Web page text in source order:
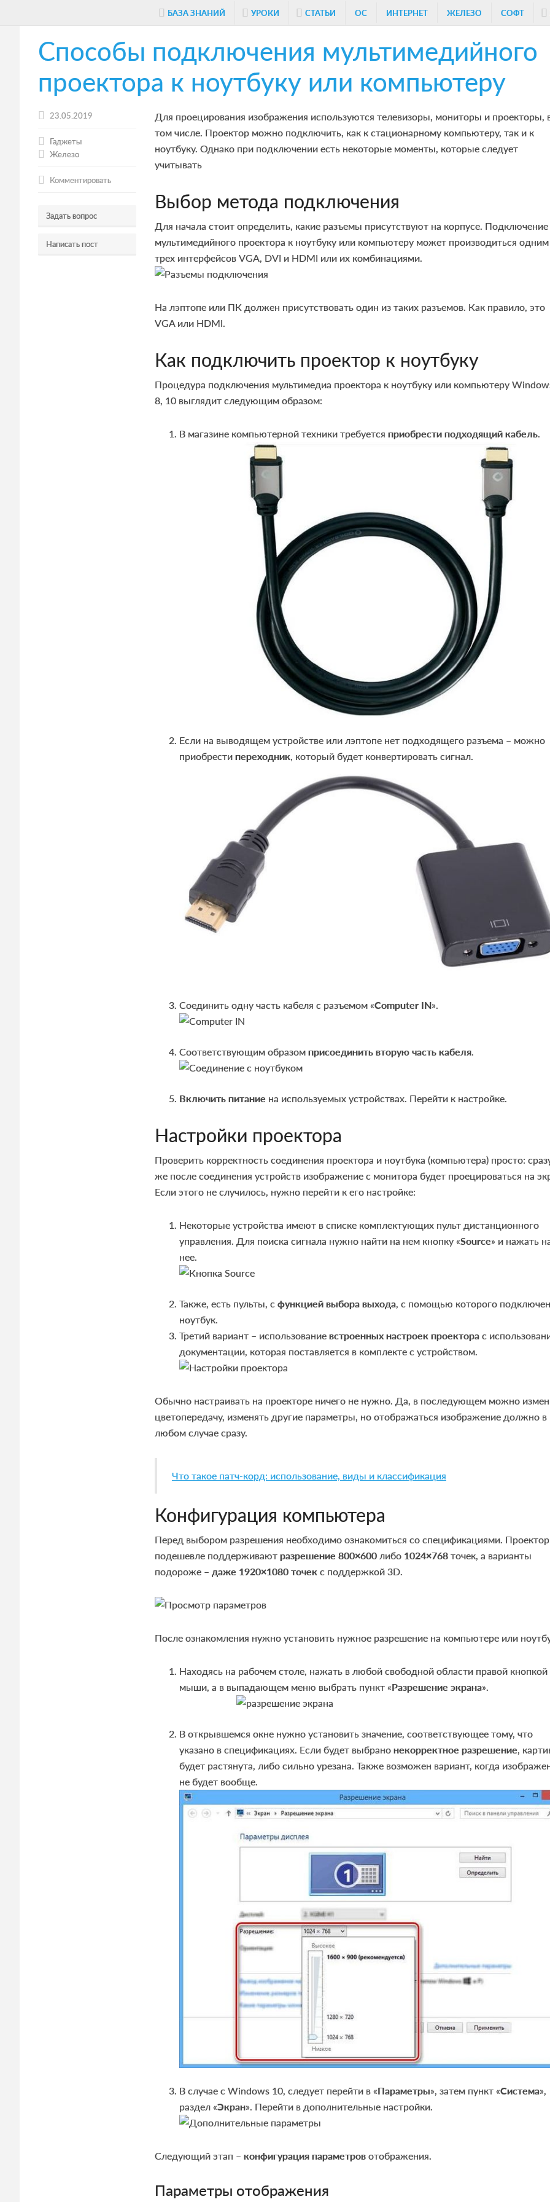
БАЗА ЗНАНИЙ УРОКИ СТАТЬИ ОС ИНТЕРНЕТ ЖЕЛЕЗО СОФТ
Способы подключения мультимедийного
проектора к ноутбуку или компьютеру
23.05.2019
Гаджеты
Железо
Комментировать
Задать вопрос
Написать пост
Для проецирования изображения используются телевизоры, мониторы и проекторы,
том числе. Проектор можно подключить, как к стационарному компьютеру, так и к
ноутбуку. Однако при подключении есть некоторые моменты, которые следует
учитывать
Выбор метода подключения
Для начала стоит определить, какие разъемы присутствуют на корпусе. Подключение
мультимедийного проектора к ноутбуку или компьютеру может производиться
трех интерфейсов VGA, DVI и HDMI или их комбинациями.
На лэптопе или ПК должен присутствовать один из таких разъемов. Как правило, это
VGA или HDMI.
Как подключить проектор к ноутбуку
Процедура подключения мультимедиа проектора к ноутбуку или компьютеру
8, 10 выглядит следующим образом:
В магазине компьютерной техники требуется приобрести подходящий кабель.
Если на выводящем устройстве или лэптопе нет подходящего разъема – можно
приобрестипереходник, который будет конвертировать сигнал.
Соединить одну часть кабеля с разъемом «Computer IN».
Соответствующим образомприсоединить вторую часть кабеля.
Включить питание на используемых устройствах. Перейти к настройке.
Настройки проектора
Проверить корректность соединения проектора и ноутбука (компьютера) просто:
же после соединения устройств изображение с монитора будет проецироваться на
Если этого не случилось, нужно перейти к его настройке:
Некоторые устройства имеют в списке комплектующих пульт дистанционного
управления. Для поиска сигнала нужно найти на нем кнопку «Source» и нажать
нее.
Также, есть пульты, сфункцией выбора выхода, с помощью которого подключен
ноутбук.
Третий вариант – использованиевстроенных настроек проекторас
документации, которая поставляется в комплекте с устройством.
Обычно настраивать на проекторе ничего не нужно. Да, в последующем можно
цветопередачу, изменять другие параметры, но отображаться изображение должно в
любом случае сразу.
Что такое патч-корд: использование, виды и классификация
Конфигурация компьютера
Перед выбором разрешения необходимо ознакомиться со спецификациями.
подешевле поддерживаютразрешение 800×600либо 1024×768точек, а варианты
подороже – даже 1920×1080 точекс поддержкой 3D.
После ознакомления нужно установить нужное разрешение на компьютере или
Находясь на рабочем столе, нажать в любой свободной области правой кнопкой
мыши, а в выпадающем меню выбрать пункт «Разрешение экрана».
В открывшемся окне нужно установить значение, соответствующее тому, что
указано в спецификациях. Если будет выбранонекорректное разрешение,
будет растянута, либо сильно урезана. Также возможен вариант, когда
не будет вообще.
В случае с Windows 10, следует перейти в «Параметры», затем пункт «Система»,
раздел «Экран». Перейти в дополнительные настройки.
Следующий этап – конфигурация параметровотображения.
Параметры отображения